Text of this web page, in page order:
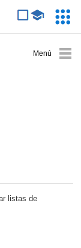
listas de